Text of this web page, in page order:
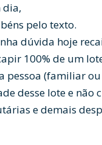
dia,
pelo texto.
dúvida hoje
100% de um
pessoa (familiar
desse lote e não
e demais